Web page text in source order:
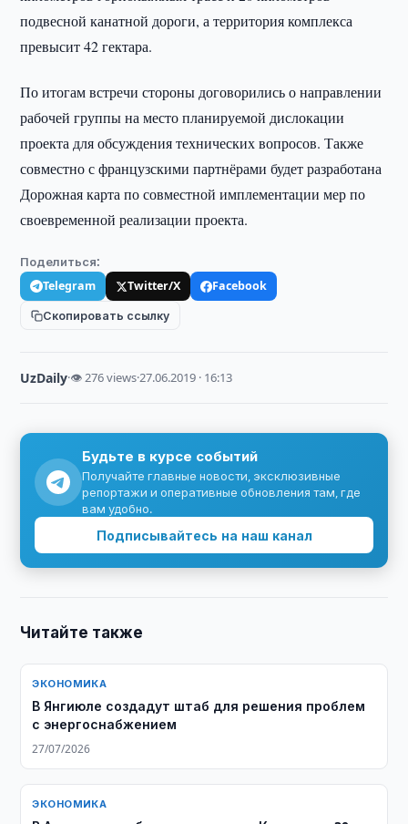
подвесной канатной дороги, а территория комплекса
превысит 42 гектара.
По итогам встречи стороны договорились о направлении
рабочей группы на место планируемой дислокации
проекта для обсуждения технических вопросов. Также
совместно с французскими партнёрами будет разработана
Дорожная карта по совместной имплементации мер по
своевременной реализации проекта.
Поделиться:
Telegram Twitter/X
Facebook
Скопировать ссылку
UzDaily·👁 276 views·27.06.2019 · 16:13
Будьте в курсе событий
Получайте главные новости, эксклюзивные
репортажи и оперативные обновления там, где
вам удобно.
Подписывайтесь на наш канал
Читайте также
ЭКОНОМИКА
В Янгиюле создадут штаб для решения проблем
с энергоснабжением
27/07/2026
ЭКОНОМИКА